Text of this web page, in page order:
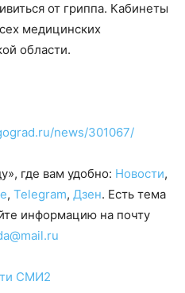
от гриппа. Кабинеты
медицинских
области.
news/301067/
где вам удобно: Новости,
, Telegram, Дзен. Есть тема
информацию на почту
СМИ2